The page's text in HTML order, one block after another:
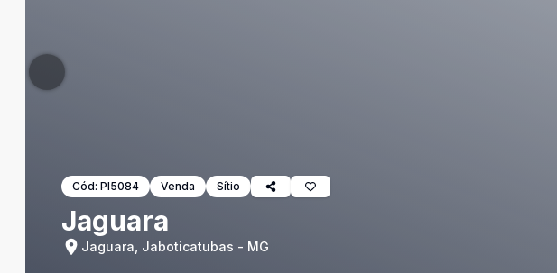
Cód: PI5084 Venda Sítio
Jaguara
Jaguara, Jaboticatubas - MG